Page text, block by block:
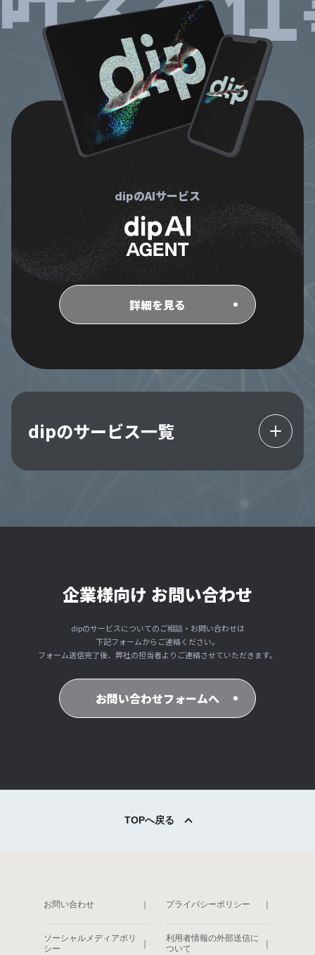
dipのAIサービス
詳細を見る
dipのサービス一覧
企業様向け お問い合わせ
dipのサービスについてのご相談・お問い合わせは
下記フォームからご連絡ください。
フォーム送信完了後、弊社の担当者よりご連絡させていただきます。
お問い合わせフォームへ
TOPへ戻る
お問い合わせ ｜ プライバシーポリシー ｜
ソーシャルメディアポリ
シー
｜
利用者情報の外部送信に
ついて
｜